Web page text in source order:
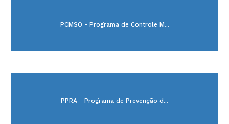
PCMSO - Programa de Controle M...
PPRA - Programa de Prevenção d...